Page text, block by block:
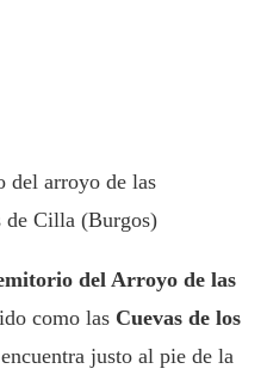
del arroyo de las
de Cilla (Burgos)
del Arroyo de las
como las Cuevas de los
justo al pie de la